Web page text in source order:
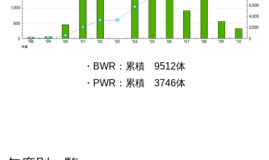
・BWR：累積 9512体
・PWR：累積 3746体